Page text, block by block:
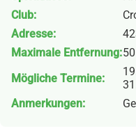
Club:
Adresse:
Maximale Entfernung:
Mögliche Termine:
Anmerkungen: